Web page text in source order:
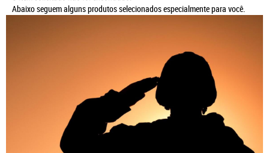
Abaixo seguem alguns produtos selecionados especialmente para você.